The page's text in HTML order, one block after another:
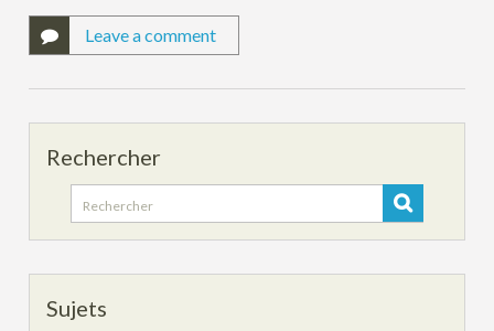
Leave a comment
Rechercher
Search
for:
Sujets